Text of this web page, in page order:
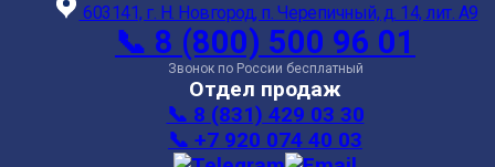
603141, г. Н. Новгород, п. Черепичный, д. 14, лит. А9
📞 8 (800) 500 96 01
Звонок по России бесплатный
Отдел продаж
📞 8 (831) 429 03 30
📞 +7 920 074 40 03